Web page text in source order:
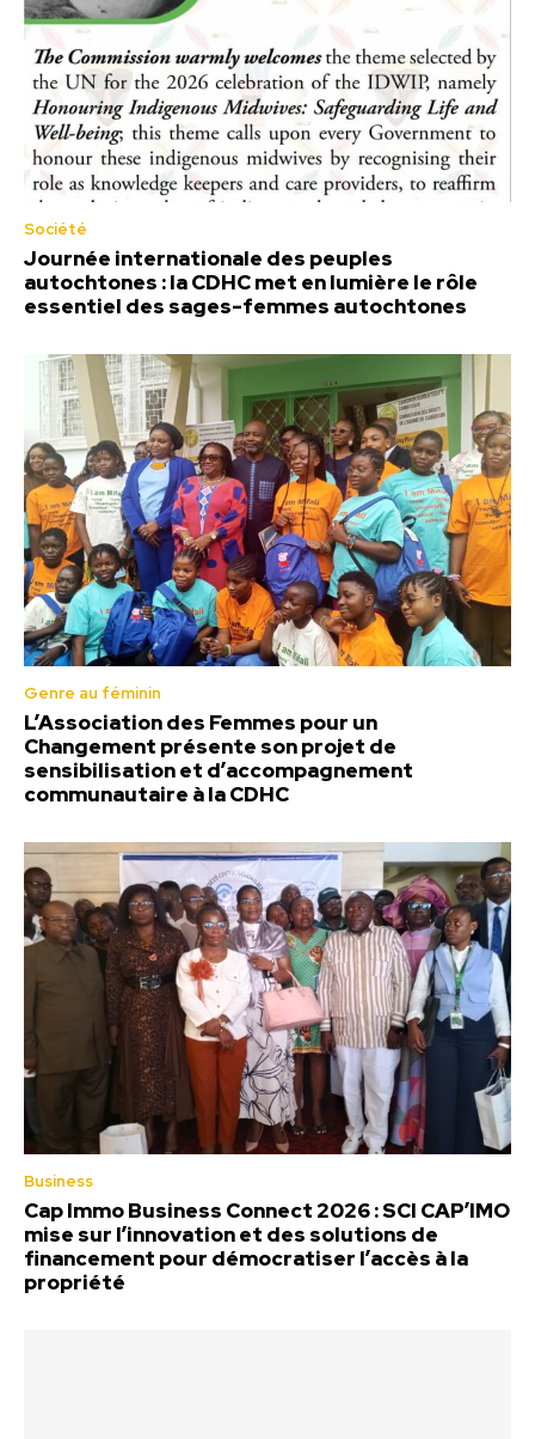
Société
Journée internationale des peuples
autochtones : la CDHC met en lumière le rôle
essentiel des sages-femmes autochtones
Genre au féminin
L’Association des Femmes pour un
Changement présente son projet de
sensibilisation et d’accompagnement
communautaire à la CDHC
Business
Cap Immo Business Connect 2026 : SCI CAP’IMO
mise sur l’innovation et des solutions de
financement pour démocratiser l’accès à la
propriété